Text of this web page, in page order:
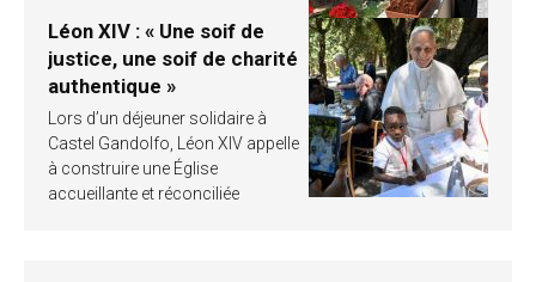
Léon XIV : « Une soif de
justice, une soif de charité
authentique »
Lors d’un déjeuner solidaire à
Castel Gandolfo, Léon XIV appelle
à construire une Église
accueillante et réconciliée